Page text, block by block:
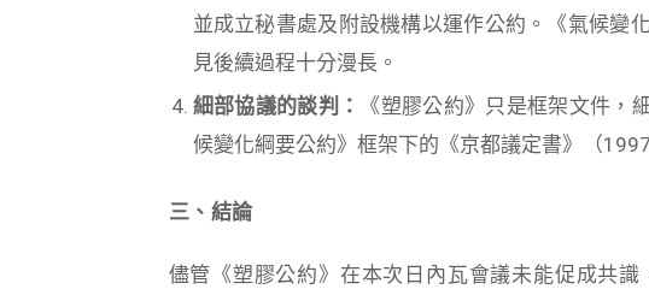
並成立秘書處及附設機構以運作公約。《氣候變
見後續過程十分漫長。
細部協議的談判：
《塑膠公約》只是框架文件，
候變化綱要公約》框架下的《京都議定書》（
三、結論
儘管《塑膠公約》在本次日內瓦會議未能促成共